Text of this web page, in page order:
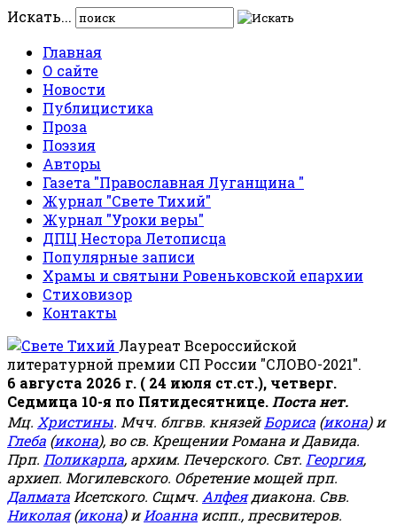
Искать...
Главная
О сайте
Новости
Публицистика
Проза
Поэзия
Авторы
Газета "Православная Луганщина "
Журнал "Свете Тихий"
Журнал "Уроки веры"
ДПЦ Нестора Летописца
Популярные записи
Храмы и святыни Ровеньковской епархии
Стиховизор
Контакты
Лауреат Всероссийской
литературной премии СП России "СЛОВО-2021".
6 августа 2026 г. ( 24 июля ст.ст.), четверг.
Седмица 10-я по Пятидесятнице. Поста нет.
Мц. Христины. Мчч. блгвв. князейБориса (икона) и
Глеба (икона), во св. Крещении Романа и Давида.
Прп. Поликарпа, архим. Печерского. Свт. Георгия,
архиеп. Могилевского. Обретение мощей прп.
Далмата Исетского. Сщмч. Алфеядиакона. Свв.
Николая(икона) иИоанна испп., пресвитеров.